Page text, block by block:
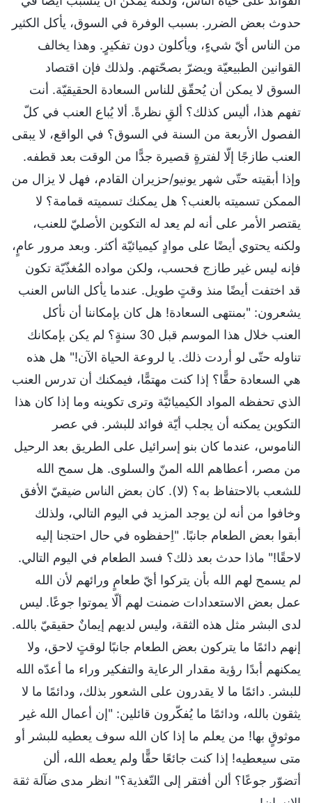
حدوث بعض الضرر. بسبب الوفرة في السوق، يأكل الكثير
من الناس أيّ شيءٍ، ويأكلون دون تفكيرٍ. وهذا يخالف
القوانين الطبيعيّة ويضرّ بصحّتهم. ولذلك فإن اقتصاد
السوق لا يمكن أن يُحقّق للناس السعادة الحقيقيّة. أنت
تفهم هذا، أليس كذلك؟ ألقِ نظرةً. ألا يُباع العنب في كلّ
الفصول الأربعة من السنة في السوق؟ في الواقع، لا يبقى
العنب طازجًا إلّا لفترةٍ قصيرة جدًّا من الوقت بعد قطفه.
وإذا أبقيته حتّى شهر يونيو/حزيران القادم، فهل لا يزال من
الممكن تسميته بالعنب؟ هل يمكنك تسميته قمامة؟ لا
يقتصر الأمر على أنه لم يعد له التكوين الأصليّ للعنب،
ولكنه يحتوي أيضًا على موادٍ كيميائيّة أكثر. وبعد مرور عامٍ،
فإنه ليس غير طازج فحسب، ولكن مواده المُغذّيّة تكون
قد اختفت أيضًا منذ وقتٍ طويل. عندما يأكل الناس العنب
يشعرون: "بمنتهى السعادة! هل كان بإمكاننا أن نأكل
العنب خلال هذا الموسم قبل 30 سنةٍ؟ لم يكن بإمكانك
تناوله حتّى لو أردت ذلك. يا لروعة الحياة الآن!" هل هذه
هي السعادة حقًّا؟ إذا كنت مهتمًّا، فيمكنك أن تدرس العنب
الذي تحفظه المواد الكيميائيّة وترى تكوينه وما إذا كان هذا
التكوين يمكنه أن يجلب أيّة فوائد للبشر. في عصر
الناموس، عندما كان بنو إسرائيل على الطريق بعد الرحيل
من مصر، أعطاهم الله المنّ والسلوى. هل سمح الله
للشعب بالاحتفاظ به؟ (لا). كان بعض الناس ضيقيّ الأفق
وخافوا من أنه لن يوجد المزيد في اليوم التالي، ولذلك
أبقوا بعض الطعام جانبًا. "اِحفظوه في حال احتجنا إليه
لاحقًا!" ماذا حدث بعد ذلك؟ فسد الطعام في اليوم التالي.
لم يسمح لهم الله بأن يتركوا أيّ طعامٍ ورائهم لأن الله
عمل بعض الاستعدادات ضمنت لهم ألّا يموتوا جوعًا. ليس
لدى البشر مثل هذه الثقة، وليس لديهم إيمانٌ حقيقيّ بالله.
إنهم دائمًا ما يتركون بعض الطعام جانبًا لوقتٍ لاحق، ولا
يمكنهم أبدًا رؤية مقدار الرعاية والتفكير وراء ما أعدّه الله
للبشر. دائمًا ما لا يقدرون على الشعور بذلك، ودائمًا ما لا
يثقون بالله، ودائمًا ما يُفكّرون قائلين: "إن أعمال الله غير
موثوقٍ بها! من يعلم ما إذا كان الله سوف يعطيه للبشر أو
متى سيعطيه! إذا كنت جائعًا حقًّا ولم يعطه الله، ألن
أتضوّر جوعًا؟ ألن أفتقر إلى التّغذية؟" انظر مدى ضآلة ثقة